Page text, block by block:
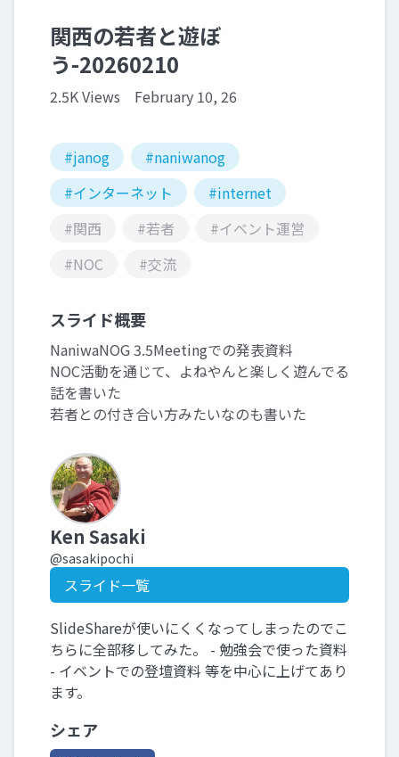
関西の若者と遊ぼ
う-20260210
2.5K Views February 10, 26
#janog
#naniwanog
#インターネット
#internet
#関西
#若者
#イベント運営
#NOC
#交流
スライド概要
NaniwaNOG 3.5Meetingでの発表資料
NOC活動を通じて、よねやんと楽しく遊んでる
話を書いた
若者との付き合い方みたいなのも書いた
Ken Sasaki
@sasakipochi
スライド一覧
SlideShareが使いにくくなってしまったのでこ
ちらに全部移してみた。 - 勉強会で使った資料
- イベントでの登壇資料 等を中心に上げてあり
ます。
シェア